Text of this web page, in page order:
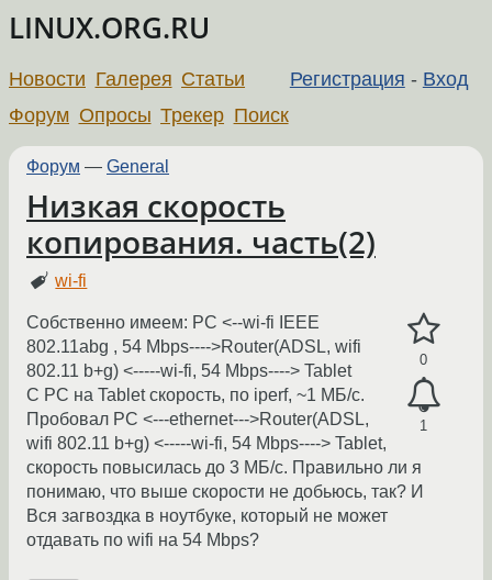
LINUX.ORG.RU
Регистрация - Вход
Новости Галерея Статьи
Форум Опросы Трекер Поиск
Форум — General
Низкая скорость
копирования. часть(2)
wi-fi
0
1
Собственно имеем: PC <--wi-fi IEEE
802.11abg , 54 Mbps---->Router(ADSL, wifi
802.11 b+g) <-----wi-fi, 54 Mbps----> Tablet
С PC на Tablet скорость, по iperf, ~1 МБ/с.
Пробовал PC <---ethernet--->Router(ADSL,
wifi 802.11 b+g) <-----wi-fi, 54 Mbps----> Tablet,
скорость повысилась до 3 МБ/с. Правильно ли я
понимаю, что выше скорости не добьюсь, так? И
Вся загвоздка в ноутбуке, который не может
отдавать по wifi на 54 Mbps?